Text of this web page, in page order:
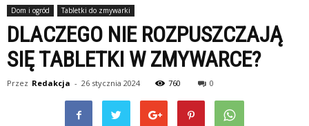
Dom i ogród Tabletki do zmywarki
DLACZEGO NIE ROZPUSZCZAJĄ
SIĘ TABLETKI W ZMYWARCE?
Przez Redakcja - 26 stycznia 2024 760 0